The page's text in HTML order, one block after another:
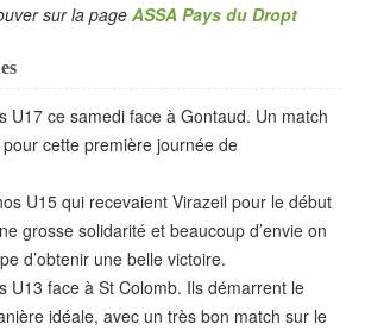
sur la page ASSA Pays du Dropt
U17 ce samedi face à Gontaud. Un match
cette première journée de
U15 qui recevaient Virazeil pour le début
grosse solidarité et beaucoup d’envie on
d’obtenir une belle victoire.
U13 face à St Colomb. Ils démarrent le
idéale, avec un très bon match sur le